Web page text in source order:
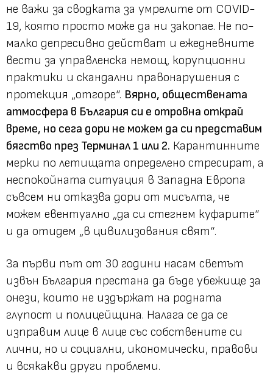
не важи за сводката за умрелите от COVID-
19, която просто може да ни закопае. Не по-
малко депресивно действат и ежедневните
вести за управленска немощ, корупционни
практики и скандални правонарушения с
протекция „отгоре“. Вярно, обществената
атмосфера в България си е отровна открай
време, но сега дори не можем да си представим
бягство през Терминал 1 или 2. Карантинните
мерки по летищата определено стресират, а
неспокойната ситуация в Западна Европа
съвсем ни отказва дори от мисълта, че
можем евентуално „да си стегнем куфарите“
и да отидем „в цивилизования свят“.
За първи път от 30 години насам светът
извън България престана да бъде убежище за
онези, които не издържат на родната
глупост и полицейщина. Налага се да се
изправим лице в лице със собствените си
лични, но и социални, икономически, правови
и всякакви други проблеми.